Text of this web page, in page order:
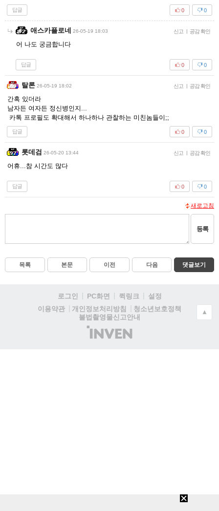
답글 0
0
애스카플로네 26-05-19 18:03 신고 | 공감 확인
어 나도 궁금합니다
답글 0
0
탈론 26-05-19 18:02 신고 | 공감 확인
간혹 있더라
남자든 여자든 정신병인지...
카톡 프로필도 확대해서 하나하나 관찰하는 미친놈들이;;
답글 0
0
롯데검 26-05-20 13:44 신고 | 공감 확인
어휴...참 시간도 많다
답글 0
0
새로고침
등록
목록 본문 이전 다음 댓글보기
로그인 PC화면 퀵링크
설정
이용약관
개인정보처리방침
청소년보호정책
불법촬영물신고안내
(주)
인
▲